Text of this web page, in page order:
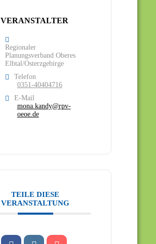
VERANSTALTER
Regionaler
Planungsverband Oberes
Elbtal/Osterzgebirge
Telefon
0351-40404716
E-Mail
mona.kandy@rpv-
oeoe.de
TEILE DIESE
VERANSTALTUNG